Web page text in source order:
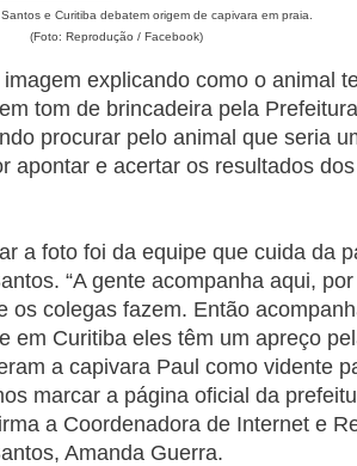
e Curitiba debatem origem de capivara em praia.
(Foto: Reprodução / Facebook)
explicando como o animal
tom de brincadeira pela
procurar pelo animal que seria
apontar e acertar os resultados
a foto foi da equipe que cuida da
“A gente acompanha aqui,
os colegas fazem. Então
em Curitiba eles têm um apreço
a capivara Paul como vidente
marcar a página oficial da
a Coordenadora de Internet e
Amanda Guerra.